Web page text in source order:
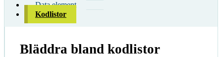
Data element
Kodlistor
Bläddra bland kodlistor